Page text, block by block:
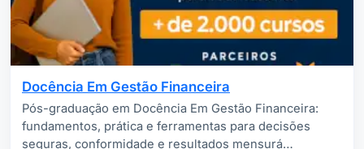
Docência Em Gestão Financeira
Pós-graduação em Docência Em Gestão Financeira:
fundamentos, prática e ferramentas para decisões
seguras, conformidade e resultados mensurá…